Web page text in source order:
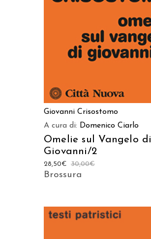
AGGIUNGI AL CARRELLO
Giovanni Crisostomo
A cura di: Domenico Ciarlo
Omelie sul Vangelo di
Giovanni/2
30,00€
28,50€
Brossura